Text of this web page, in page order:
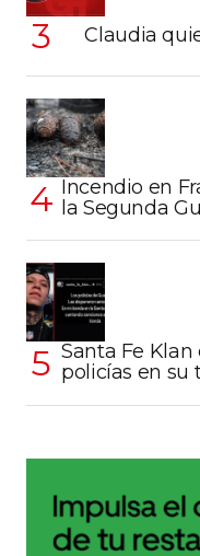
Claudia
Incendio en
la Segunda
Santa Fe
policías en su